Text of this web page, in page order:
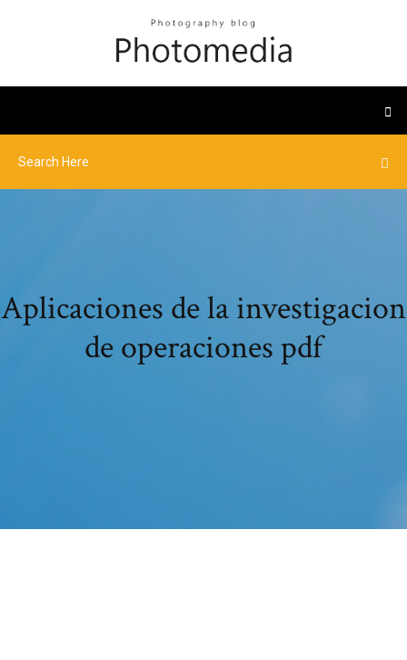
Aplicaciones de la investigacion
de operaciones pdf